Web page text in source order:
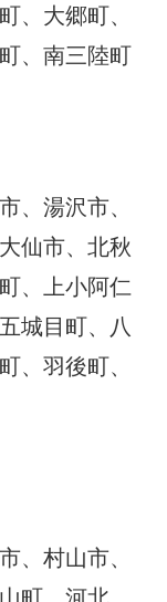
、大郷町、
、南三陸町
、湯沢市、
仙市、北秋
、上小阿仁
城目町、八
、羽後町、
、村山市、